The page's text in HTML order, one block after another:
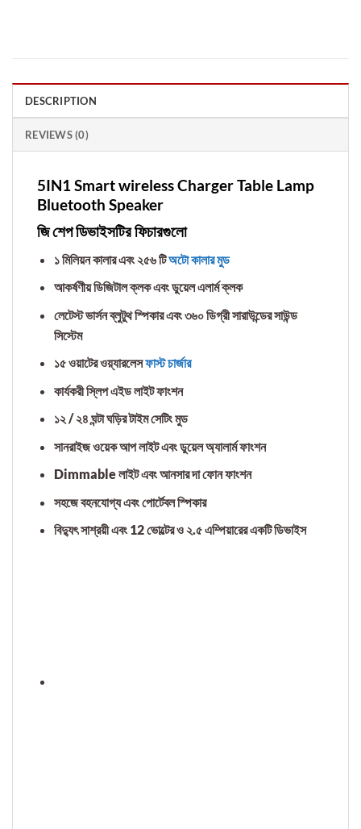
DESCRIPTION
REVIEWS (0)
5IN1 Smart wireless Charger Table Lamp
Bluetooth Speaker
জি শেপ ডিভাইসটির ফিচারগুলো
১ মিলিয়ন কালার এবং ২৫৬ টিঅটো কালার মুড
আকর্ষণীয় ডিজিটাল ক্লক এবং ডুয়েল এলার্ম ক্লক
লেটেস্ট ভার্সন ব্লুটুথ স্পিকার এবং ৩৬০ ডিগ্রী সারাউন্ডের সাউন্ড
সিস্টেম
১৫ ওয়াটের ওয়্যারলেসফাস্ট চার্জার
কার্যকরী স্লিপ এইড লাইট ফাংশন
১২ / ২৪ ঘন্টা ঘড়ির টাইম সেটিং মুড
সানরাইজ ওয়েক আপ লাইট এবং ডুয়েল অ্যালার্ম ফাংশন
Dimmable লাইট এবং আনসার দা ফোন ফাংশন
সহজে বহনযোগ্য এবং পোর্টেবল স্পিকার
বিদ্যুৎ সাশ্রয়ী এবং 12 ভোল্টের ও ২.৫ এম্পিয়ারের একটি ডিভাইস